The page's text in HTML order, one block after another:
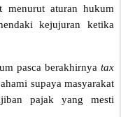
menurut aturan hukum
kejujuran ketika
pasca berakhirnya tax
supaya masyarakat
pajak yang mesti